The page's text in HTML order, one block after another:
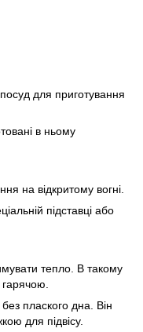
для приготування
в ньому
на відкритому вогні.
підставці або
тепло. В такому
плаского дна. Він
для підвісу.